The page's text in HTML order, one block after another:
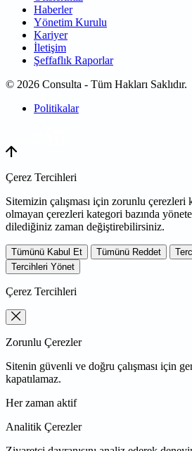
Haberler
Yönetim Kurulu
Kariyer
İletişim
Şeffaflık Raporlar
© 2026 Consulta - Tüm Hakları Saklıdır.
Politikalar
Çerez Tercihleri
Sitemizin çalışması için zorunlu
olmayan çerezleri kategori bazında
dilediğiniz zaman değiştirebilirsiniz.
Tümünü Kabul Et Tümünü Reddet
Tercihleri Yönet
Çerez Tercihleri
Zorunlu Çerezler
Sitenin güvenli ve doğru çalışması için
kapatılamaz.
Her zaman aktif
Analitik Çerezler